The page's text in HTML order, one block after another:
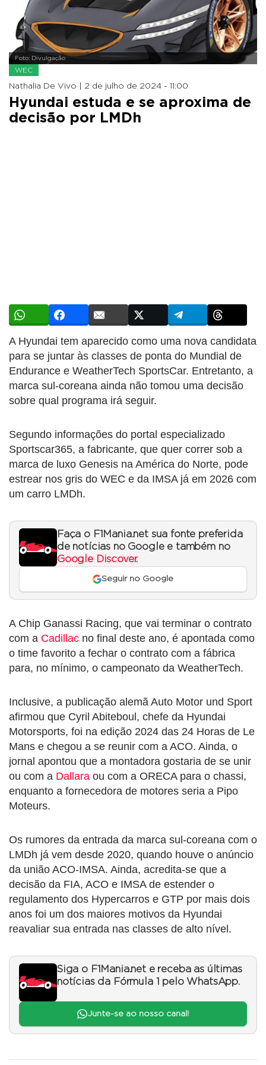
Foto: Divulgação
WEC
Nathalia De Vivo | 2 de julho de 2024 - 11:00
Hyundai estuda e se aproxima de
decisão por LMDh
A Hyundai tem aparecido como uma nova candidata
para se juntar às classes de ponta do Mundial de
Endurance e WeatherTech SportsCar. Entretanto, a
marca sul-coreana ainda não tomou uma decisão
sobre qual programa irá seguir.
Segundo informações do portal especializado
Sportscar365, a fabricante, que quer correr sob a
marca de luxo Genesis na América do Norte, pode
estrear nos gris do WEC e da IMSA já em 2026 com
um carro LMDh.
Faça o F1Mania.net sua fonte preferida
de notícias no Google e também no
Google Discover.
Seguir no Google
A Chip Ganassi Racing, que vai terminar o contrato
com a Cadillac no final deste ano, é apontada como
o time favorito a fechar o contrato com a fábrica
para, no mínimo, o campeonato da WeatherTech.
Inclusive, a publicação alemã Auto Motor und Sport
afirmou que Cyril Abiteboul, chefe da Hyundai
Motorsports, foi na edição 2024 das 24 Horas de Le
Mans e chegou a se reunir com a ACO. Ainda, o
jornal apontou que a montadora gostaria de se unir
ou com a Dallara ou com a ORECA para o chassi,
enquanto a fornecedora de motores seria a Pipo
Moteurs.
Os rumores da entrada da marca sul-coreana com o
LMDh já vem desde 2020, quando houve o anúncio
da união ACO-IMSA. Ainda, acredita-se que a
decisão da FIA, ACO e IMSA de estender o
regulamento dos Hypercarros e GTP por mais dois
anos foi um dos maiores motivos da Hyundai
reavaliar sua entrada nas classes de alto nível.
Siga o F1Mania.net e receba as últimas
notícias da Fórmula 1 pelo WhatsApp.
Junte-se ao nosso canal!